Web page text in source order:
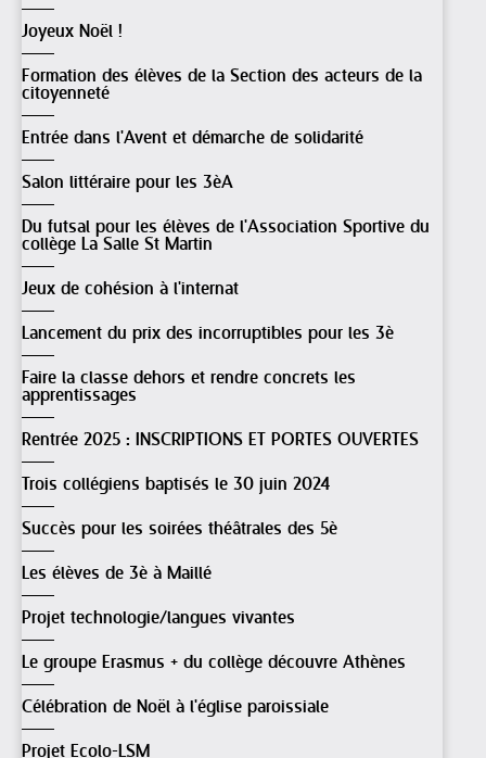
Joyeux Noël !
Formation des élèves de la Section des acteurs de la
citoyenneté
Entrée dans l'Avent et démarche de solidarité
Salon littéraire pour les 3èA
Du futsal pour les élèves de l'Association Sportive du
collège La Salle St Martin
Jeux de cohésion à l'internat
Lancement du prix des incorruptibles pour les 3è
Faire la classe dehors et rendre concrets les
apprentissages
Rentrée 2025 : INSCRIPTIONS ET PORTES OUVERTES
Trois collégiens baptisés le 30 juin 2024
Succès pour les soirées théâtrales des 5è
Les élèves de 3è à Maillé
Projet technologie/langues vivantes
Le groupe Erasmus + du collège découvre Athènes
Célébration de Noël à l'église paroissiale
Projet Ecolo-LSM